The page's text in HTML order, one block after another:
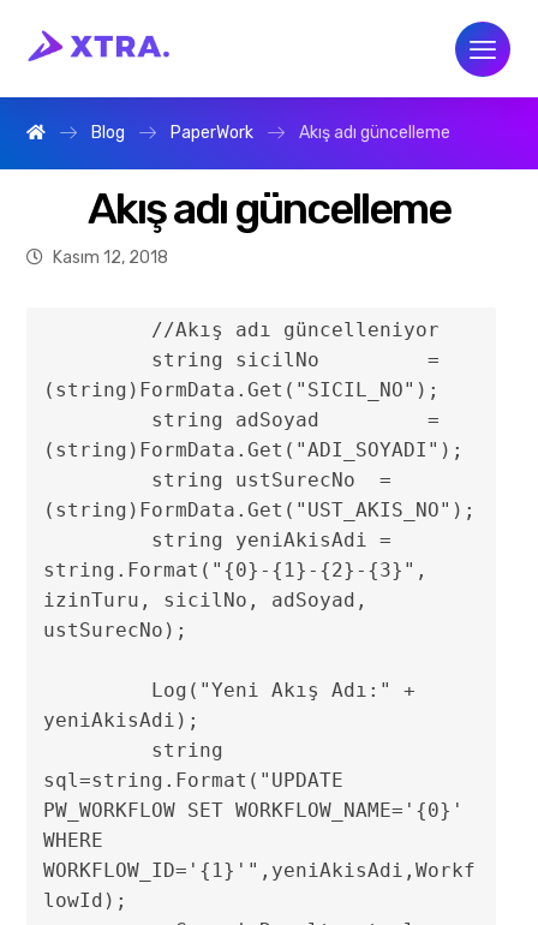
Blog PaperWork Akış adı güncelleme
Akış adı güncelleme
Kasım 12, 2018
(string)FormData.Get("SICIL_NO");
(string)FormData.Get("ADI_SOYADI");
(string)FormData.Get("UST_AKIS_NO");
string.Format("{0}-{1}-{2}-{3}",
izinTuru, sicilNo, adSoyad,
ustSurecNo);
yeniAkisAdi);
sql=string.Format("UPDATE
PW_WORKFLOW SET WORKFLOW_NAME='{0}'
WHERE
WORKFLOW_ID='{1}'",yeniAkisAdi,Workf
lowId);